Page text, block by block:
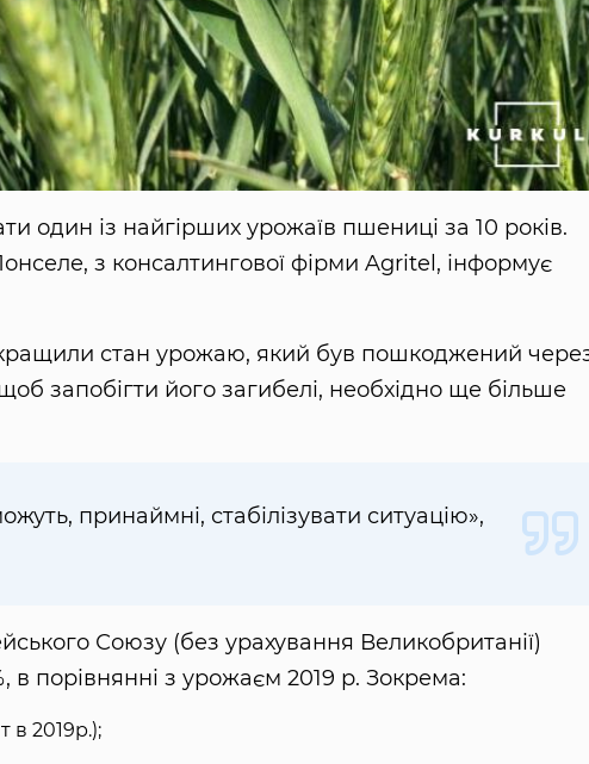
один із найгірших урожаїв пшениці за 10 років.
з консалтингової фірми Agritel, інформує
стан урожаю, який був пошкоджений
запобігти його загибелі, необхідно ще більше
принаймні, стабілізувати ситуацію»,
Союзу (без урахування Великобританії)
порівнянні з урожаєм 2019 р. Зокрема:
в 2019р.);